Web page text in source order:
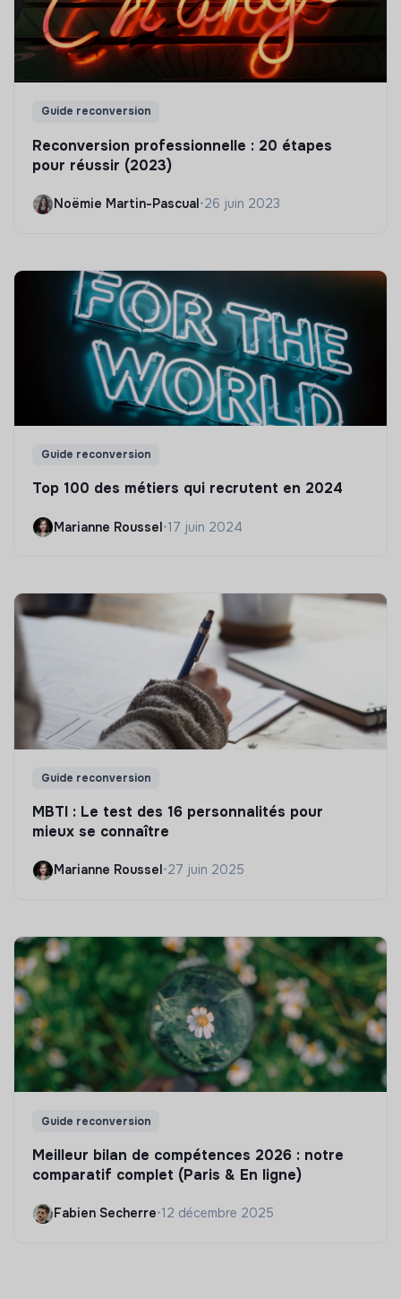
Guide reconversion
Reconversion professionnelle : 20 étapes
pour réussir (2023)
Noëmie Martin-Pascual•26 juin 2023
Guide reconversion
Top 100 des métiers qui recrutent en 2024
Marianne Roussel•17 juin 2024
Guide reconversion
MBTI : Le test des 16 personnalités pour
mieux se connaître
Marianne Roussel •27 juin 2025
Guide reconversion
Meilleur bilan de compétences 2026 : notre
comparatif complet (Paris & En ligne)
Fabien Secherre•12 décembre 2025